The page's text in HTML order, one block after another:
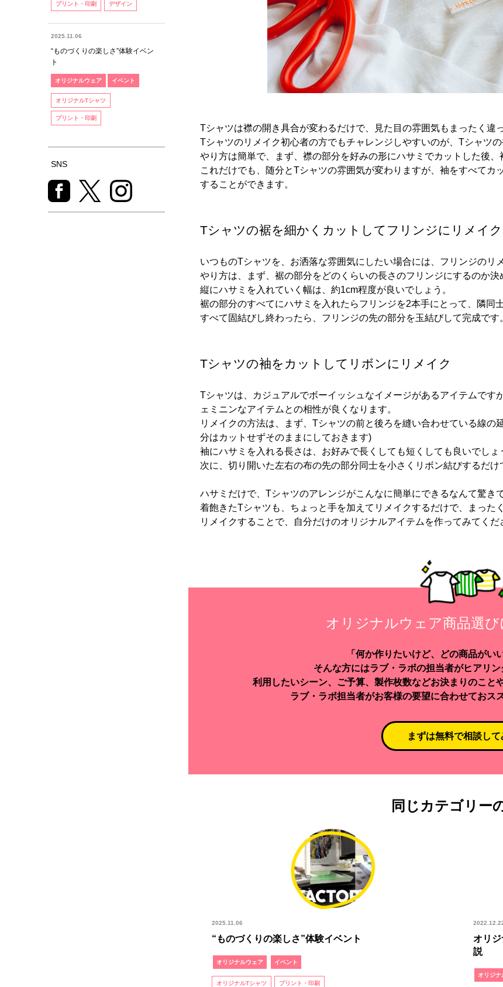
プリント・印刷 デザイン
2025.11.06
“ものづくりの楽しさ”体験イベン
ト
オリジナルウェア イベント
オリジナルTシャツ
プリント・印刷
SNS
Tシャツは襟の開き具合が変わるだけで、見た目の雰囲気もまったく違
Tシャツのリメイク初心者の方でもチャレンジしやすいのが、Tシャツ
やり方は簡単で、まず、襟の部分を好みの形にハサミでカットした後、
これだけでも、随分とTシャツの雰囲気が変わりますが、袖をすべてカ
することができます。
Tシャツの裾を細かくカットしてフリンジにリメイク
いつものTシャツを、お洒落な雰囲気にしたい場合には、フリンジのリ
やり方は、まず、裾の部分をどのくらいの長さのフリンジにするのか
縦にハサミを入れていく幅は、約1cm程度が良いでしょう。
裾の部分のすべてにハサミを入れたらフリンジを2本手にとって、隣同
すべて固結びし終わったら、フリンジの先の部分を玉結びして完成です
Tシャツの袖をカットしてリボンにリメイク
Tシャツは、カジュアルでボーイッシュなイメージがあるアイテムです
ェミニンなアイテムとの相性が良くなります。
リメイクの方法は、まず、Tシャツの前と後ろを縫い合わせている線
分はカットせずそのままにしておきます)
袖にハサミを入れる長さは、お好みで長くしても短くしても良いでしょ
次に、切り開いた左右の布の先の部分同士を小さくリボン結びするだけ
ハサミだけで、Tシャツのアレンジがこんなに簡単にできるなんて驚き
着飽きたTシャツも、ちょっと手を加えてリメイクするだけで、まった
リメイクすることで、自分だけのオリジナルアイテムを作ってみてくだ
オリジナルウェア商品選び
「何か作りたいけど、どの商品がい
そんな方にはラブ・ラボの担当者がヒアリン
利用したいシーン、ご予算、製作枚数などお決まりのこと
ラブ・ラボ担当者がお客様の要望に合わせておス
まずは無料で相談して
同じカテゴリー
2025.11.06
“ものづくりの楽しさ”体験イベント
オリジナルウェア イベント
オリジナルTシャツ プリント・印刷
オリ
説
オリジナ